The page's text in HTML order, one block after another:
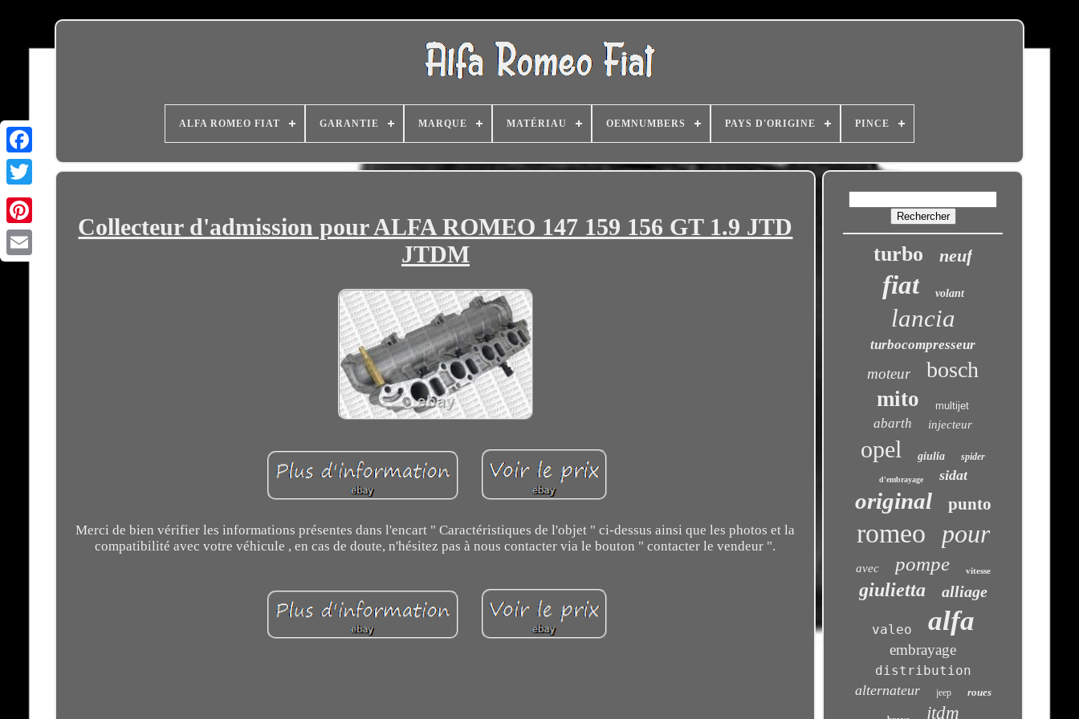
ALFA ROMEO FIAT GARANTIE MARQUE MATÉRIAU OEMNUMBERS PAYS D'ORIGINE PINCE
Collecteur d'admission pour ALFA ROMEO 147 159 156 GT 1.9 JTD
JTDM
Merci de bien vérifier les informations présentes dans l'encart " Caractéristiques de l'objet " ci-dessus ainsi que les photos et la
compatibilité avec votre véhicule , en cas de doute, n'hésitez pas à nous contacter via le bouton " contacter le vendeur ".
turbo neuf
fiat volant
lancia
turbocompresseur
moteur bosch
mito multijet
abarth injecteur
opel giulia spider
d'embrayage sidat
original punto
romeo pour
avec pompe vitesse
giulietta alliage
valeo alfa
embrayage
distribution
alternateur jeep roues
jtdm